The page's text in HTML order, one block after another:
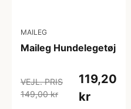
MAILEG
Maileg Hundelegetøj
VEJL. PRIS
149,00 kr
119,20
kr